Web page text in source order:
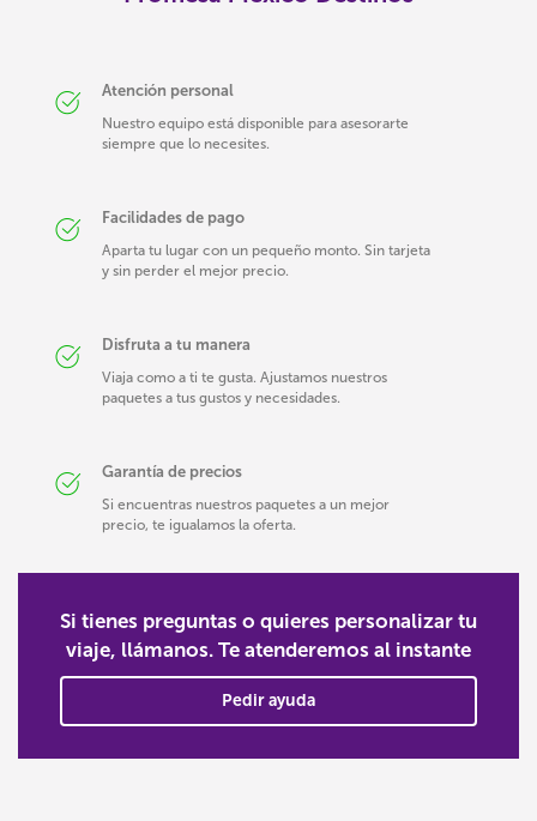
Atención personal
Nuestro equipo está disponible para asesorarte
siempre que lo necesites.
Facilidades de pago
Aparta tu lugar con un pequeño monto. Sin tarjeta
y sin perder el mejor precio.
Disfruta a tu manera
Viaja como a ti te gusta. Ajustamos nuestros
paquetes a tus gustos y necesidades.
Garantía de precios
Si encuentras nuestros paquetes a un mejor
precio, te igualamos la oferta.
Si tienes preguntas o quieres personalizar tu
viaje, llámanos. Te atenderemos al instante
Pedir ayuda